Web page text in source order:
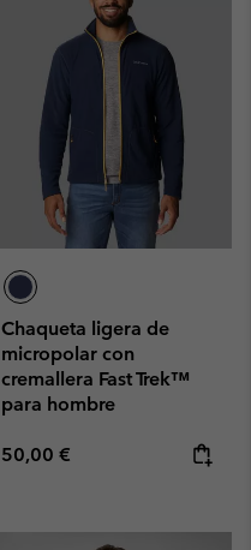
Chaqueta ligera de
micropolar con
cremallera Fast Trek™
para hombre
Regular price:
50,00 €